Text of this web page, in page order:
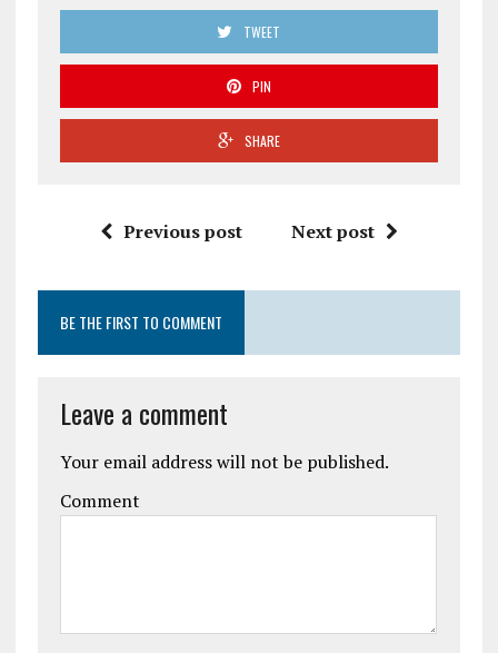
TWEET
PIN
SHARE
Previous post Next post
BE THE FIRST TO COMMENT
Leave a comment
Your email address will not be published.
Comment